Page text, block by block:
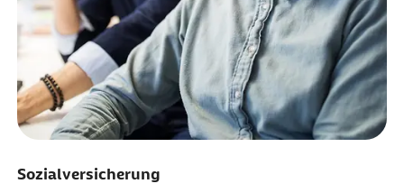
Sozialversicherung